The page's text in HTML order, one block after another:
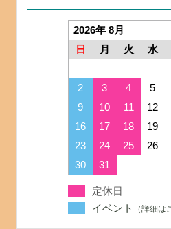
2026年 8月
日
月 火 水
2
3 4 5
9
10 11 12
16
17 18 19
23
24 25 26
30
31
定休日
イベント